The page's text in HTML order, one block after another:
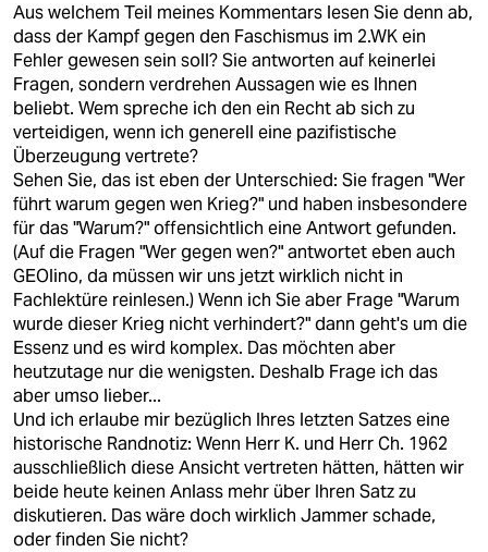
Aus welchem Teil meines Kommentars lesen Sie denn ab,
dass der Kampf gegen den Faschismus im 2.WK ein
Fehler gewesen sein soll? Sie antworten auf keinerlei
Fragen, sondern verdrehen Aussagen wie es Ihnen
beliebt. Wem spreche ich den ein Recht ab sich zu
verteidigen, wenn ich generell eine pazifistische
Überzeugung vertrete?
Sehen Sie, das ist eben der Unterschied: Sie fragen "Wer
führt warum gegen wen Krieg?" und haben insbesondere
für das "Warum?" offensichtlich eine Antwort gefunden.
(Auf die Fragen "Wer gegen wen?" antwortet eben auch
GEOlino, da müssen wir uns jetzt wirklich nicht in
Fachlektüre reinlesen.) Wenn ich Sie aber Frage "Warum
wurde dieser Krieg nicht verhindert?" dann geht's um die
Essenz und es wird komplex. Das möchten aber
heutzutage nur die wenigsten. Deshalb Frage ich das
aber umso lieber...
Und ich erlaube mir bezüglich Ihres letzten Satzes eine
historische Randnotiz: Wenn Herr K. und Herr Ch. 1962
ausschließlich diese Ansicht vertreten hätten, hätten wir
beide heute keinen Anlass mehr über Ihren Satz zu
diskutieren. Das wäre doch wirklich Jammer schade,
oder finden Sie nicht?